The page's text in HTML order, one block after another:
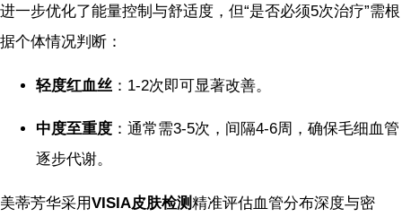
进一步优化了能量控制与舒适度，但“是否必须5次治疗”需根
据个体情况判断：
轻度红血丝 ：1-2次即可显著改善。
中度至重度 ：通常需3-5次，间隔4-6周，确保毛细血管
逐步代谢。
美蒂芳华采用VISIA皮肤检测精准评估血管分布深度与密